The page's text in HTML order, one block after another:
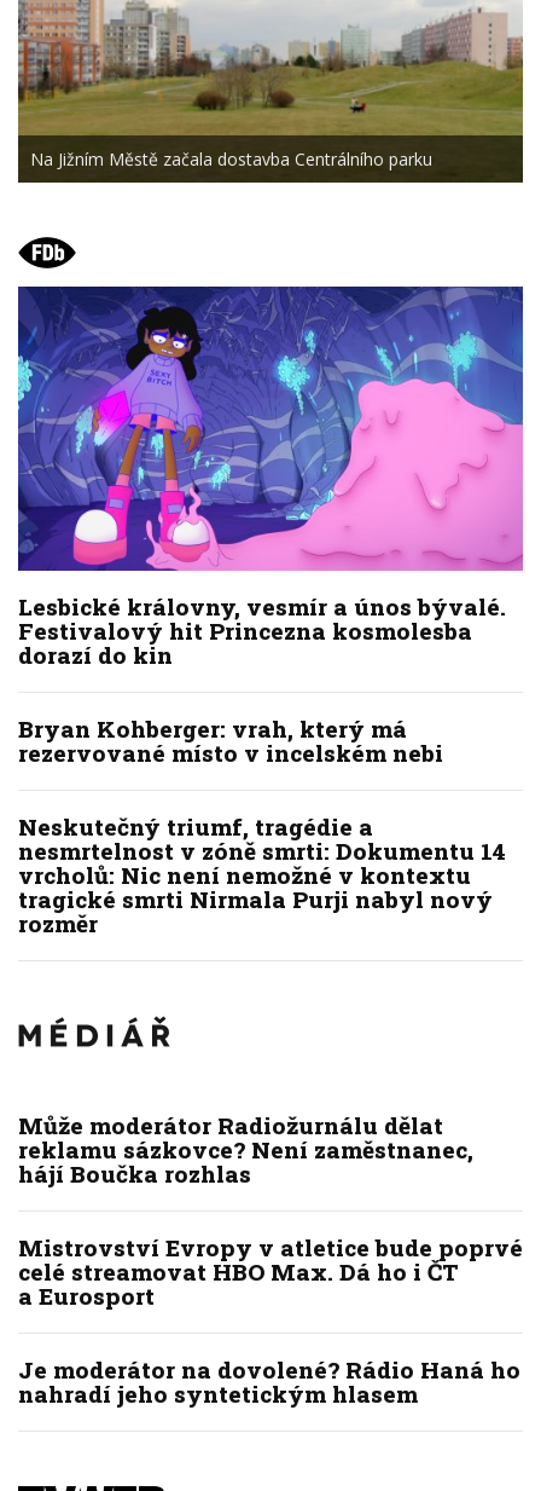
Na Jižním Městě začala dostavba Centrálního parku
Lesbické královny, vesmír a únos bývalé.
Festivalový hit Princezna kosmolesba
dorazí do kin
Bryan Kohberger: vrah, který má
rezervované místo v incelském nebi
Neskutečný triumf, tragédie a
nesmrtelnost v zóně smrti: Dokumentu 14
vrcholů: Nic není nemožné v kontextu
tragické smrti Nirmala Purji nabyl nový
rozměr
Může moderátor Radiožurnálu dělat
reklamu sázkovce? Není zaměstnanec,
hájí Boučka rozhlas
Mistrovství Evropy v atletice bude poprvé
celé streamovat HBO Max. Dá ho i ČT
a Eurosport
Je moderátor na dovolené? Rádio Haná ho
nahradí jeho syntetickým hlasem